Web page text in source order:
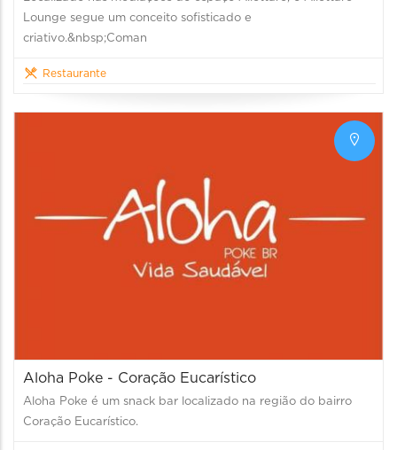
Lounge segue um conceito sofisticado e
criativo.&nbsp;Coman
Restaurante
Aloha Poke - Coração Eucarístico
Aloha Poke é um snack bar localizado na região do bairro
Coração Eucarístico.